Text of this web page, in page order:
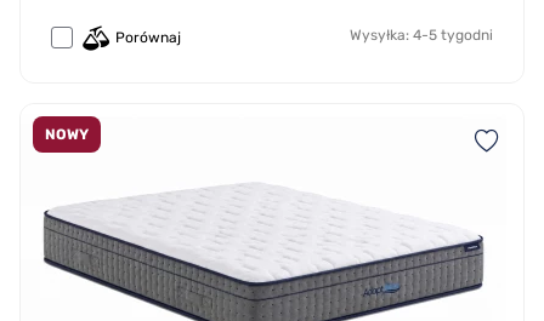
Porównaj Wysyłka: 4-5 tygodni
NOWY